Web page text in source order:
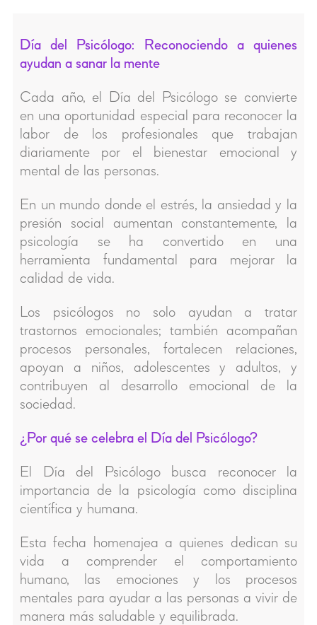
Día del Psicólogo: Reconociendo a quienes
ayudan a sanar la mente
Cada año, el Día del Psicólogo se convierte
en una oportunidad especial para reconocer la
labor de los profesionales que trabajan
diariamente por el bienestar emocional y
mental de las personas.
En un mundo donde el estrés, la ansiedad y la
presión social aumentan constantemente, la
psicología se ha convertido en una
herramienta fundamental para mejorar la
calidad de vida.
Los psicólogos no solo ayudan a tratar
trastornos emocionales; también acompañan
procesos personales, fortalecen relaciones,
apoyan a niños, adolescentes y adultos, y
contribuyen al desarrollo emocional de la
sociedad.
¿Por qué se celebra el Día del Psicólogo?
El Día del Psicólogo busca reconocer la
importancia de la psicología como disciplina
científica y humana.
Esta fecha homenajea a quienes dedican su
vida a comprender el comportamiento
humano, las emociones y los procesos
mentales para ayudar a las personas a vivir de
manera más saludable y equilibrada.